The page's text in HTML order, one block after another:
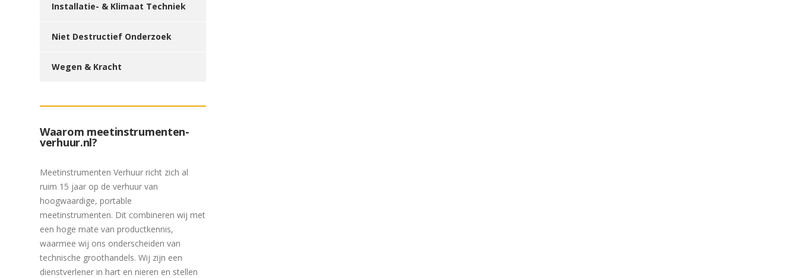
Installatie- & Klimaat Techniek
Niet Destructief Onderzoek
Wegen & Kracht
Waarom meetinstrumenten-
verhuur.nl?
Meetinstrumenten Verhuur richt zich al
ruim 15 jaar op de verhuur van
hoogwaardige, portable
meetinstrumenten. Dit combineren wij met
een hoge mate van productkennis,
waarmee wij ons onderscheiden van
technische groothandels. Wij zijn een
dienstverlener in hart en nieren en stellen